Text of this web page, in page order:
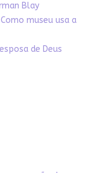
Blay
museu usa a
de Deus